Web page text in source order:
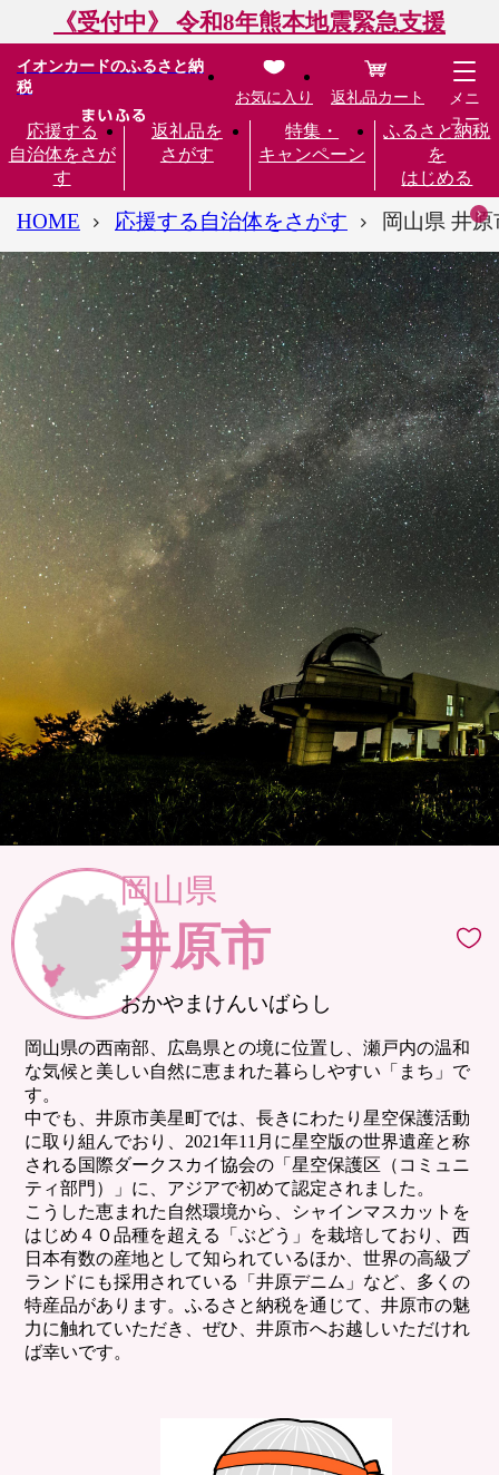
《受付中》 令和8年熊本地震緊急支援
イオンカードのふるさと納
税
応援する
自治体をさが
す
返礼品を
さがす
特集・
キャンペーン
ふるさと納税
を
はじめる
お気に入り 返礼品カート
メニ
ュー
HOME 応援する自治体をさがす 岡山県 井原
岡山県
井原市
おかやまけんいばらし
岡山県の西南部、広島県との境に位置し、瀬戸内の温和
な気候と美しい自然に恵まれた暮らしやすい「まち」で
す。
中でも、井原市美星町では、長きにわたり星空保護活動
に取り組んでおり、2021年11月に星空版の世界遺産と称
される国際ダークスカイ協会の「星空保護区（コミュニ
ティ部門）」に、アジアで初めて認定されました。
こうした恵まれた自然環境から、シャインマスカットを
はじめ４０品種を超える「ぶどう」を栽培しており、西
日本有数の産地として知られているほか、世界の高級ブ
ランドにも採用されている「井原デニム」など、多くの
特産品があります。ふるさと納税を通じて、井原市の魅
力に触れていただき、ぜひ、井原市へお越しいただけれ
ば幸いです。